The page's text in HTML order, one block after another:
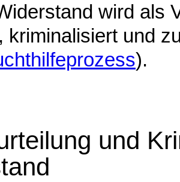
wird als
kriminalisiert und
).
und